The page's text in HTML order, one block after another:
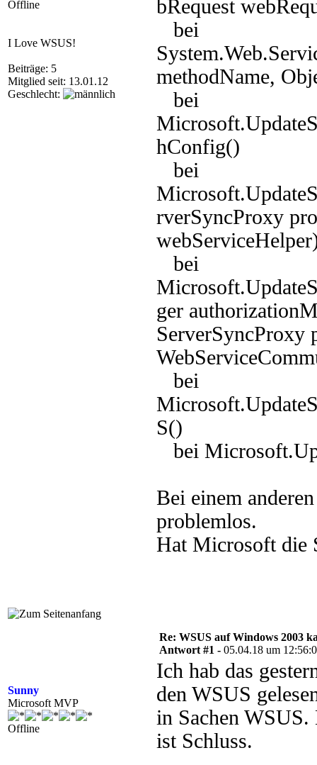
Offline
I Love WSUS!
Beiträge: 5
Mitglied seit: 13.01.12
Geschlecht:
bRequest
bei
methodName,
bei
hConfig()
bei
rverSyncProxy
bei
ger
ServerSyncProxy
bei
S()
bei
Bei einem
problemlos.
Hat Microsoft die
Sunny
Microsoft MVP
Offline
Re: WSUS auf Windows 2003
Antwort #1 - 05.04.18 um
Ich hab das
den WSUS
in Sachen WSUS.
ist Schluss.